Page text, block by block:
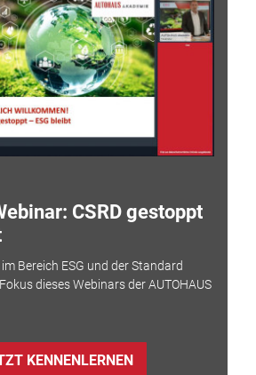
CSRD gestoppt
Bereich ESG und der Standard
dieses Webinars der AUTOHAUS
KENNENLERNEN